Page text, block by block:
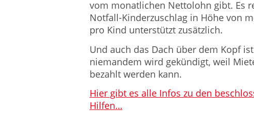
vom monatlichen Nettolohn gibt. Es
Notfall-Kinderzuschlag in Höhe von
pro Kind unterstützt zusätzlich.
Und auch das Dach über dem Kopf
niemandem wird gekündigt, weil
bezahlt werden kann.
Hier gibt es alle Infos zu den
Hilfen…